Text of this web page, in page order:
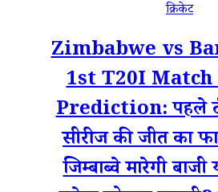
क्रिकेट
Zimbabwe vs
1st T20I
Prediction: पहले
सीरीज की जीत का
जिम्बाब्वे मारेगी बाजी